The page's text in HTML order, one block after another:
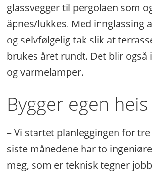
glassvegger til pergolaen som
åpnes/lukkes. Med innglassing
og selvfølgelig tak slik at
brukes året rundt. Det blir også
og varmelamper.
Bygger egen heis
– Vi startet planleggingen for
siste månedene har to
meg, som er teknisk tegner